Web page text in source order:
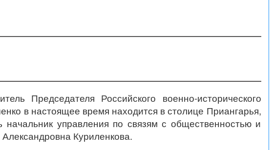
Председателя Российского военно-исторического
в настоящее время находится в столице Приангарья,
начальник управления по связям с общественностью и
Куриленкова.